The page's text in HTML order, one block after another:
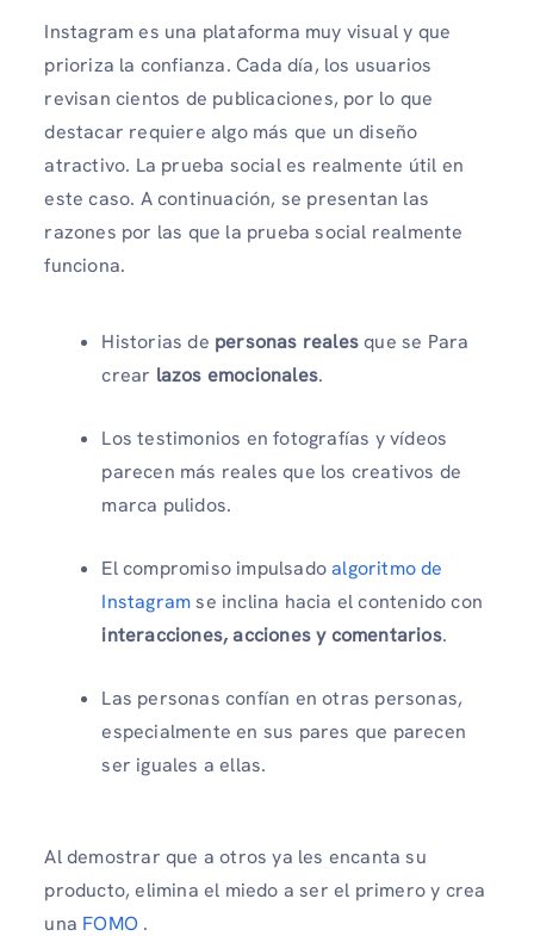
Instagram es una plataforma muy visual y que
prioriza la confianza. Cada día, los usuarios
revisan cientos de publicaciones, por lo que
destacar requiere algo más que un diseño
atractivo. La prueba social es realmente útil en
este caso. A continuación, se presentan las
razones por las que la prueba social realmente
funciona.
Historias de personas realesque se Para
crear lazos emocionales.
Los testimonios en fotografías y vídeos
parecen más reales que los creativos de
marca pulidos.
El compromiso impulsadoalgoritmo de
Instagramse inclina hacia el contenido con
interacciones, acciones y comentarios.
Las personas confían en otras personas,
especialmente en sus pares que parecen
ser iguales a ellas.
Al demostrar que a otros ya les encanta su
producto, elimina el miedo a ser el primero y crea
una FOMO .